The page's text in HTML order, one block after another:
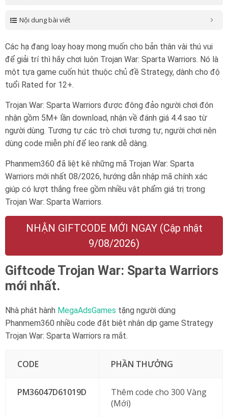
Nội dung bài viết
Các hạ đang loay hoay mong muốn cho bản thân vài thú vui
để giải trí thì hãy chơi luôn Trojan War: Sparta Warriors. Nó là
một tựa game cuốn hút thuộc chủ đề Strategy, dành cho độ
tuổi Rated for 12+.
Trojan War: Sparta Warriors được đông đảo người chơi đón
nhận gồm 5M+ lần download, nhận về đánh giá 4.4 sao từ
người dùng. Tương tự các trò chơi tương tự, người chơi nên
dùng code miễn phí để leo rank dễ dàng.
Phanmem360 đã liệt kê những mã Trojan War: Sparta
Warriors mới nhất 08/2026, hướng dẫn nhập mã chính xác
giúp có lượt thắng free gồm nhiều vật phẩm giá trị trong
Trojan War: Sparta Warriors.
NHẬN GIFTCODE MỚI NGAY (Cập nhật
9/08/2026)
Giftcode Trojan War: Sparta Warriors
mới nhất.
Nhà phát hành MegaAdsGames tặng người dùng
Phanmem360 nhiều code đặt biệt nhân dịp game Strategy
Trojan War: Sparta Warriors ra mắt.
CODE PHẦN THƯỞNG
PM36047D61019D
Thêm code cho 300 Vàng
(Mới)